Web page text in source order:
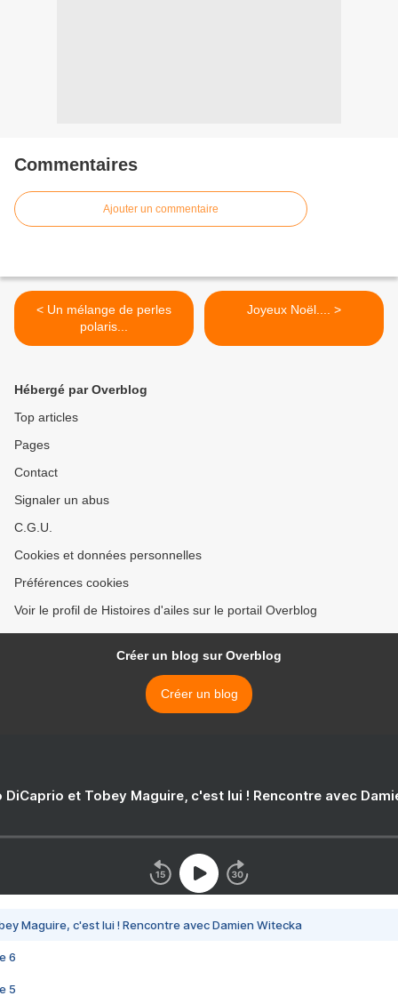
Commentaires
Ajouter un commentaire
< Un mélange de perles
polaris...
Joyeux Noël.... >
Hébergé par Overblog
Top articles
Pages
Contact
Signaler un abus
C.G.U.
Cookies et données personnelles
Préférences cookies
Voir le profil de Histoires d'ailes sur le portail Overblog
Créer un blog sur Overblog
Créer un blog
DiCaprio et Tobey Maguire, c'est lui ! Rencontre avec
Maguire, c'est lui ! Rencontre avec Damien Witecka
6
5